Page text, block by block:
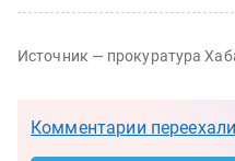
Источник — прокуратура
Комментарии